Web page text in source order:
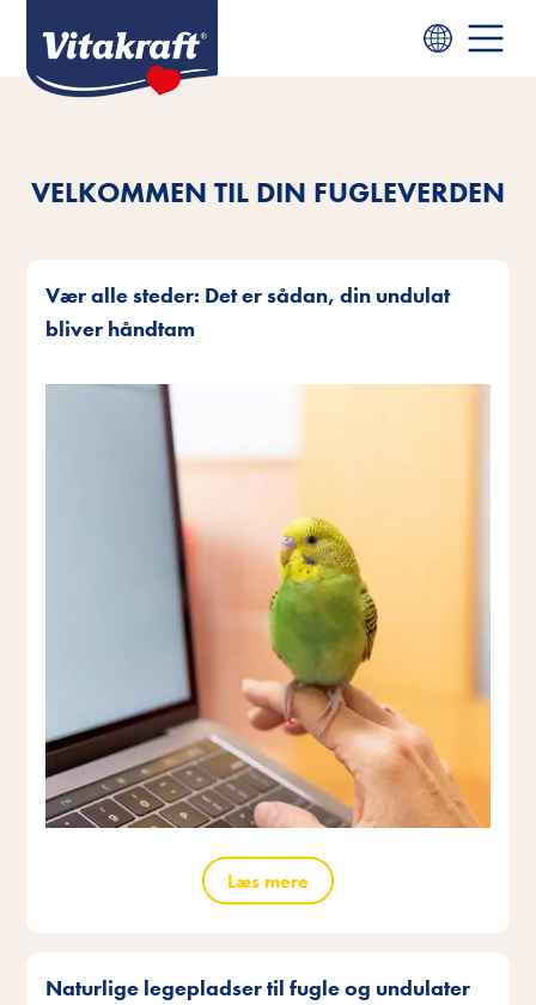
VELKOMMEN TIL DIN FUGLEVERDEN
Vær alle steder: Det er sådan, din undulat
bliver håndtam
Læs mere
Naturlige legepladser til fugle og undulater